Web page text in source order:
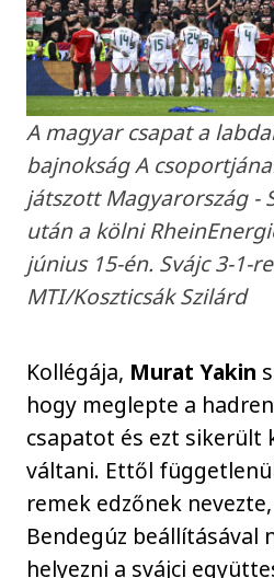
A magyar csapat a
bajnokság A
játszott Magyarország -
után a kölni
június 15-én. Svájc 3-1-
MTI/Koszticsák Szilárd
Kollégája, Murat Yakin
hogy meglepte a
csapatot és ezt sikerült
váltani. Ettől
remek edzőnek
Bendegúz
helyezni a svájci